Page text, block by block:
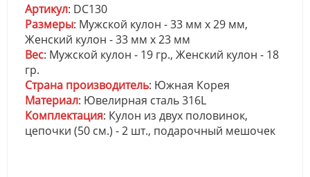
Артикул: DC130
Размеры: Мужской кулон - 33 мм х 29 мм,
Женский кулон - 33 мм х 23 мм
Вес: Мужской кулон - 19 гр., Женский кулон - 18
гр.
Страна производитель: Южная Корея
Материал: Ювелирная сталь 316L
Комплектация: Кулон из двух половинок,
цепочки (50 см.) - 2 шт., подарочный мешочек